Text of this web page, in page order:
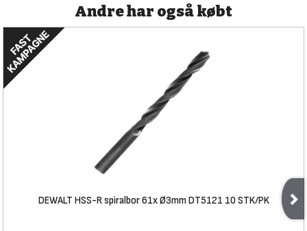
Andre har også købt
DEWALT HSS-R spiralbor 61x Ø3mm DT5121 10 STK/PK